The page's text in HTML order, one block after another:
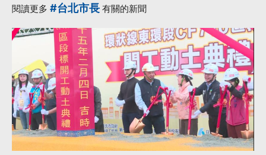
國民黨全代會·
立法院長王金平
閱讀更多 #台北市長 有關的新聞